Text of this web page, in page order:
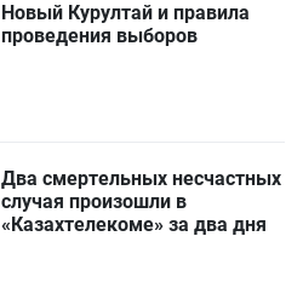
Новый Курултай и правила
проведения выборов
Два смертельных несчастных
случая произошли в
«Казахтелекоме» за два дня